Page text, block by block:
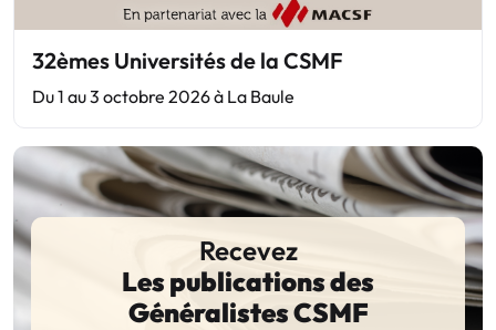
32èmes Universités de la CSMF
Du 1 au 3 octobre 2026 à La Baule
Recevez
Les publications des
Généralistes CSMF